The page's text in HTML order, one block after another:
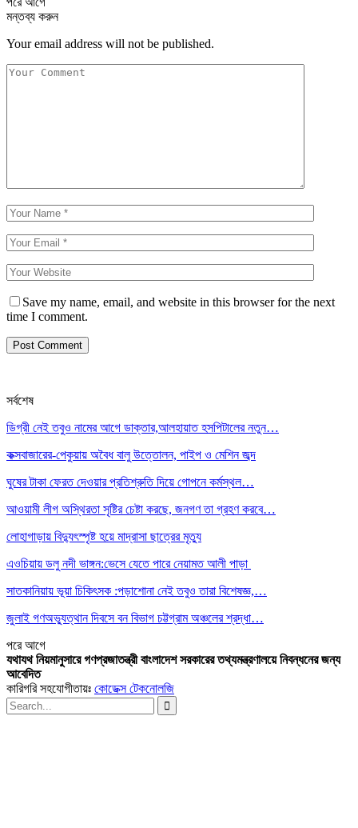
মন্তব্য করুন
Your email address will not be published.
Save my name, email, and website in this browser for the next
time I comment.
সর্বশেষ
ডিগ্রী নেই তবুও নামের আগে ডাক্তার,আলহায়াত হসপিটালের নতুন…
কক্সবাজারের-পেকুয়ায় অবৈধ বালু উত্তোলন, পাইপ ও মেশিন জব্দ
ঘুষের টাকা ফেরত দেওয়ার প্রতিশ্রুতি দিয়ে গোপনে কর্মস্থল…
আওয়ামী লীগ অস্থিরতা সৃষ্টির চেষ্টা করছে, জনগণ তা গ্রহণ করবে…
লোহাগাড়ায় বিদ্যুৎস্পৃষ্ট হয়ে মাদ্রাসা ছাত্রের মৃত্যু
এওচিয়ায় ডলু নদী ভাঙ্গন:ভেসে যেতে পারে নেয়ামত আলী পাড়া
সাতকানিয়ায় ভূয়া চিকিৎসক :পড়াশোনা নেই তবুও তারা বিশেষজ্ঞ,…
জুলাই গণঅভ্যুত্থান দিবসে বন বিভাগ চট্টগ্রাম অঞ্চলের শ্রদ্ধা…
পরেআগে
যথাযথ নিয়মানুসারে গণপ্রজাতন্ত্রী বাংলাদেশ সরকারের তথ্যমন্ত্রণালয়ে নিবন্ধনের জন্য
আবেদিত
কারিগরি সহযোগীতায়ঃ কোডেক্স টেকনোলজি